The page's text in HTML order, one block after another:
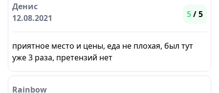
Денис
12.08.2021
5/ 5
приятное место и цены, еда не плохая, был тут
уже 3 раза, претензий нет
Rainbow